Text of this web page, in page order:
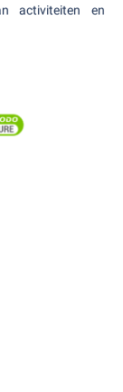
activiteiten en